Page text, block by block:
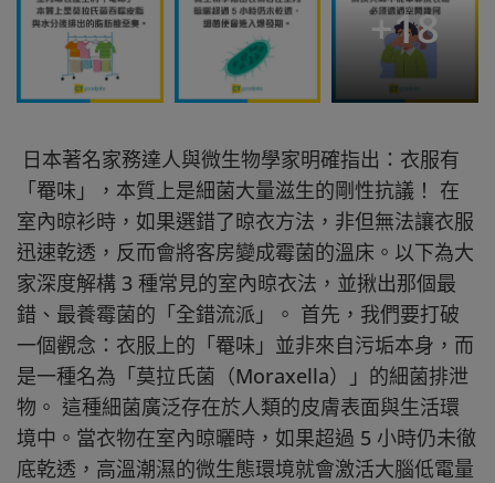
+18
日本著名家務達人與微生物學家明確指出：衣服有
「罨味」，本質上是細菌大量滋生的剛性抗議！ 在
室內晾衫時，如果選錯了晾衣方法，非但無法讓衣服
迅速乾透，反而會將客房變成霉菌的溫床。以下為大
家深度解構 3 種常見的室內晾衣法，並揪出那個最
錯、最養霉菌的「全錯流派」。 首先，我們要打破
一個觀念：衣服上的「罨味」並非來自污垢本身，而
是一種名為「莫拉氏菌（Moraxella）」的細菌排泄
物。 這種細菌廣泛存在於人類的皮膚表面與生活環
境中。當衣物在室內晾曬時，如果超過 5 小時仍未徹
底乾透，高溫潮濕的微生態環境就會激活大腦低電量